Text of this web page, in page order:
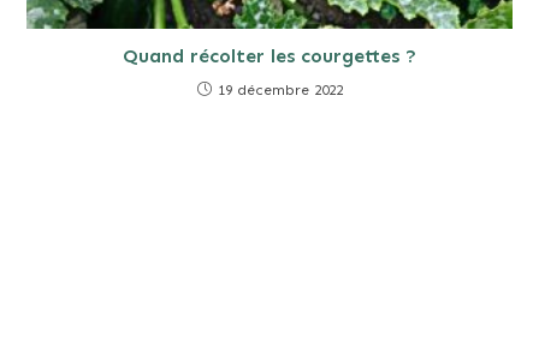
Quand récolter les courgettes ?
19 décembre 2022